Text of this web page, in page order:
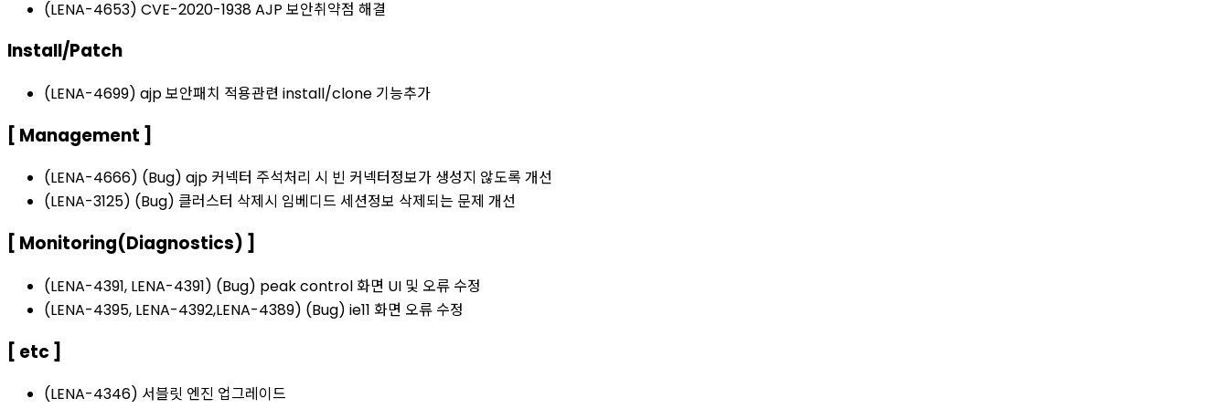
(LENA-4653) CVE-2020-1938 AJP 보안취약점 해결
Install/Patch
(LENA-4699) ajp 보안패치 적용관련 install/clone 기능추가
[ Management ]
(LENA-4666) (Bug) ajp 커넥터 주석처리 시 빈 커넥터정보가 생성지 않도록 개선
(LENA-3125) (Bug) 클러스터 삭제시 임베디드 세션정보 삭제되는 문제 개선
[ Monitoring(Diagnostics) ]
(LENA-4391, LENA-4391) (Bug) peak control 화면 UI 및 오류 수정
(LENA-4395, LENA-4392,LENA-4389) (Bug) ie11 화면 오류 수정
[ etc ]
(LENA-4346) 서블릿 엔진 업그레이드